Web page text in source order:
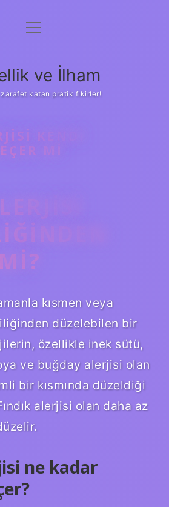
Anasayfa
Yasal Uyarı
menüyü
ve İlham
zarafet katan pratik fikirler!
KENDI
MI
kısmen veya
düzelebilen bir
özellikle inek sütü,
ve buğday alerjisi olan
bir kısmında düzeldiği
alerjisi olan daha az
ne kadar